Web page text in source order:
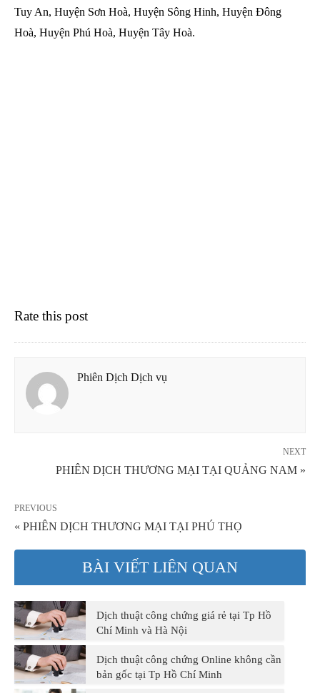
Tuy An, Huyện Sơn Hoà, Huyện Sông Hinh, Huyện Đông
Hoà, Huyện Phú Hoà, Huyện Tây Hoà.
Rate this post
Phiên Dịch Dịch vụ
NEXT
PHIÊN DỊCH THƯƠNG MẠI TẠI QUẢNG NAM »
PREVIOUS
« PHIÊN DỊCH THƯƠNG MẠI TẠI PHÚ THỌ
BÀI VIẾT LIÊN QUAN
Dịch thuật công chứng giá rẻ tại Tp Hồ
Chí Minh và Hà Nội
Dịch thuật công chứng Online không cần
bản gốc tại Tp Hồ Chí Minh